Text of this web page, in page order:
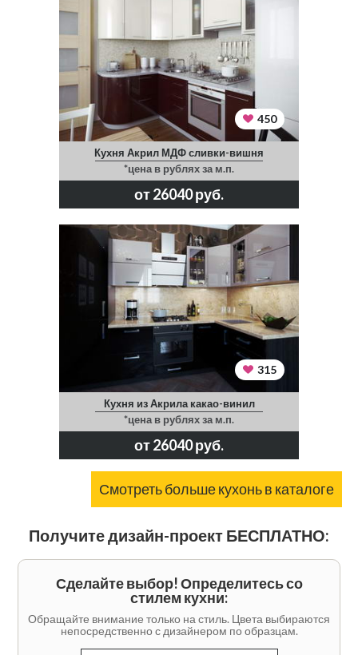
450
Кухня Акрил МДФ сливки-вишня
*цена в рублях за м.п.
от 26040 руб.
315
Кухня из Акрила какао-винил
*цена в рублях за м.п.
от 26040 руб.
Смотреть больше кухонь в каталоге
Получите дизайн-проект БЕСПЛАТНО:
Сделайте выбор! Определитесь со
стилем кухни:
Обращайте внимание только на стиль. Цвета выбираются
непосредственно с дизайнером по образцам.